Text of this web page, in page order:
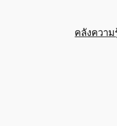
คลังความ